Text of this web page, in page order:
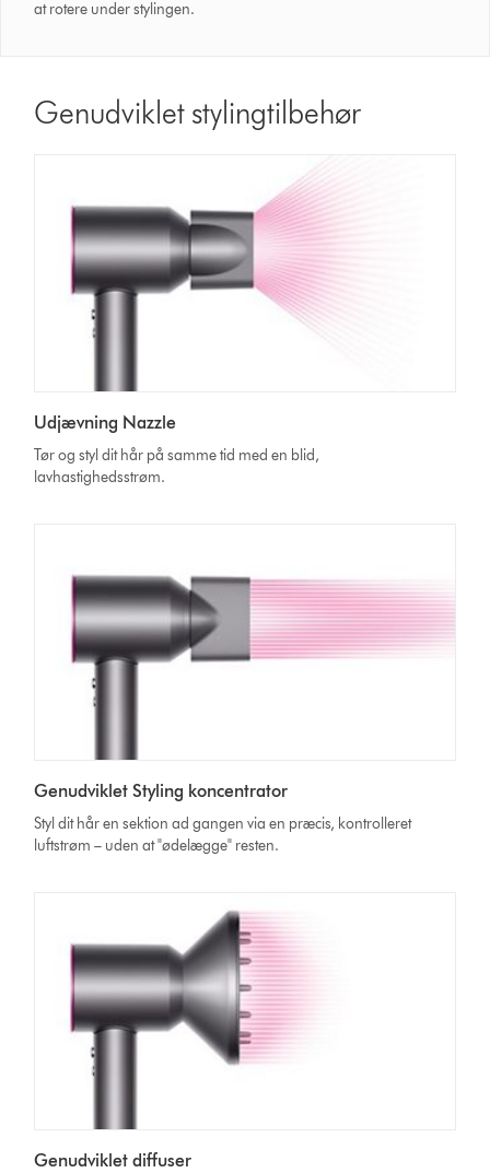
at rotere under stylingen.
Genudviklet stylingtilbehør
Udjævning Nazzle
Tør og styl dit hår på samme tid med en blid,
lavhastighedsstrøm.
Genudviklet Styling koncentrator
Styl dit hår en sektion ad gangen via en præcis, kontrolleret
luftstrøm – uden at "ødelægge" resten.
Genudviklet diffuser